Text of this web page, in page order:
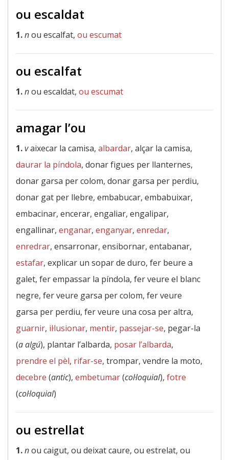
ou escaldat
1.nou escalfat, ou escumat
ou escalfat
1.nou escaldat, ou escumat
amagar l’ou
1.vaixecar la camisa, albardar, alçar la camisa,
daurar la píndola, donar figues per llanternes,
donar garsa per colom, donar garsa per perdiu,
donar gat per llebre, embabucar, embabuixar,
embacinar, encerar, engaliar, engalipar,
engallinar, enganar, enganyar, enredar,
enredrar, ensarronar, ensibornar, entabanar,
estafar, explicar un sopar de duro, fer beure a
galet, fer empassar la píndola, fer veure el blanc
negre, fer veure garsa per colom, fer veure
garsa per perdiu, fer veure una cosa per altra,
guarnir, il·lusionar, mentir, passejar-se, pegar-la
(a algú), plantar l’albarda, posar l’albarda,
prendre el pèl, rifar-se, trompar, vendre la moto,
decebre (antic), embetumar(col·loquial), fotre
(col·loquial)
ou estrellat
1.nou caigut, ou deixat caure, ou estrelat, ou